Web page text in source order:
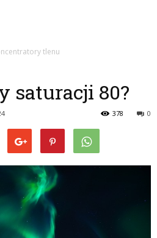
tlenu
saturacji 80?
0
378